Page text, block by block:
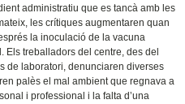
administratiu que es tancà amb les
les crítiques augmentaren quan
la inoculació de la vacuna
treballadors del centre, des del
de laboratori, denunciaren diverses
palès el mal ambient que regnava a
i professional i la falta d’una